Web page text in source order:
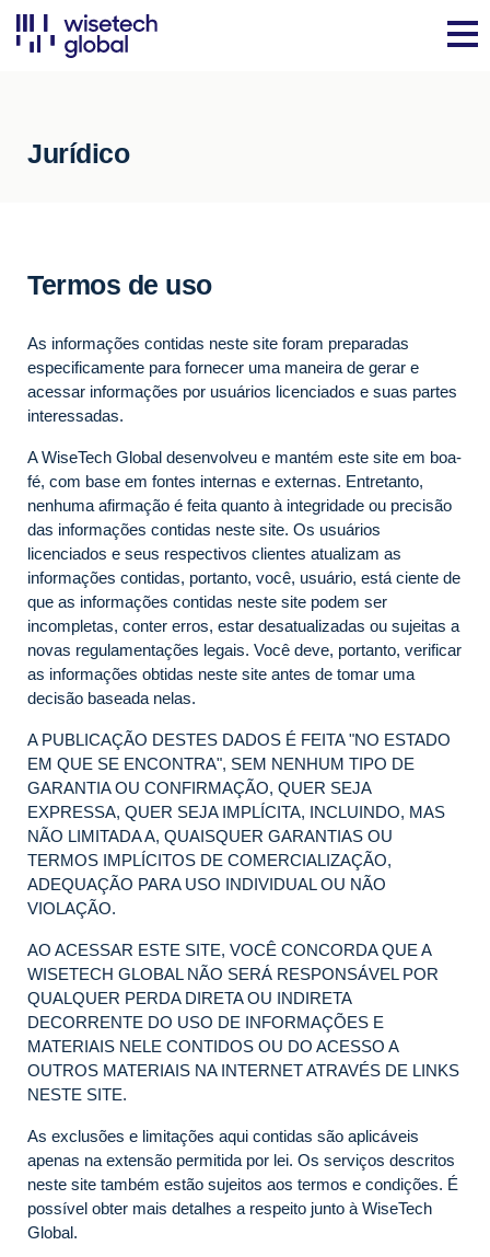
Jurídico
Termos de uso
As informações contidas neste site foram preparadas
especificamente para fornecer uma maneira de gerar e
acessar informações por usuários licenciados e suas partes
interessadas.
A WiseTech Global desenvolveu e mantém este site em boa-
fé, com base em fontes internas e externas. Entretanto,
nenhuma afirmação é feita quanto à integridade ou precisão
das informações contidas neste site. Os usuários
licenciados e seus respectivos clientes atualizam as
informações contidas, portanto, você, usuário, está ciente de
que as informações contidas neste site podem ser
incompletas, conter erros, estar desatualizadas ou sujeitas a
novas regulamentações legais. Você deve, portanto, verificar
as informações obtidas neste site antes de tomar uma
decisão baseada nelas.
A PUBLICAÇÃO DESTES DADOS É FEITA "NO ESTADO
EM QUE SE ENCONTRA", SEM NENHUM TIPO DE
GARANTIA OU CONFIRMAÇÃO, QUER SEJA
EXPRESSA, QUER SEJA IMPLÍCITA, INCLUINDO, MAS
NÃO LIMITADA A, QUAISQUER GARANTIAS OU
TERMOS IMPLÍCITOS DE COMERCIALIZAÇÃO,
ADEQUAÇÃO PARA USO INDIVIDUAL OU NÃO
VIOLAÇÃO.
AO ACESSAR ESTE SITE, VOCÊ CONCORDA QUE A
WISETECH GLOBAL NÃO SERÁ RESPONSÁVEL POR
QUALQUER PERDA DIRETA OU INDIRETA
DECORRENTE DO USO DE INFORMAÇÕES E
MATERIAIS NELE CONTIDOS OU DO ACESSO A
OUTROS MATERIAIS NA INTERNET ATRAVÉS DE LINKS
NESTE SITE.
As exclusões e limitações aqui contidas são aplicáveis
apenas na extensão permitida por lei. Os serviços descritos
neste site também estão sujeitos aos termos e condições. É
possível obter mais detalhes a respeito junto à WiseTech
Global.